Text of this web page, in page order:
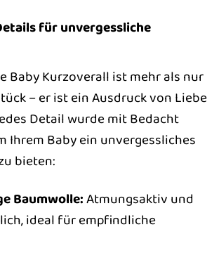
für unvergessliche
Baby Kurzoverall ist mehr als nur
– er ist ein Ausdruck von Liebe
Detail wurde mit Bedacht
Ihrem Baby ein unvergessliches
bieten:
Baumwolle:Atmungsaktiv und
ideal für empfindliche